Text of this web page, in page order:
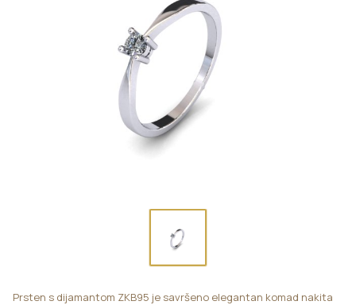
Prsten s dijamantom ZKB95 je savršeno elegantan komad nakita